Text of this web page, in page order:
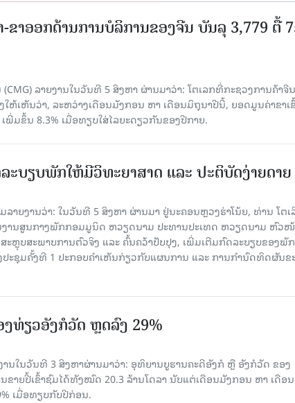
-ຂາອອກດ້ານການບໍລິການຂອງຈີນ ບັນລຸ 3,779 ຕື້
ລາຍງານໃນວັນທີ 5 ສິງຫາ ຜ່ານມາວ່າ: ໂຕເລກທີ່ກະຊວງການຄ້າຈີນ
ຫ້ເຫັນວ່າ, ລະຫວ່າງເດືອນມັງກອນ ຫາ ເດືອນມິຖຸນາປີນີ້, ຍອດມູນຄ່າຂາເ
ມຂຶ້ນ 8.3% ເມື່ອທຽບໃສ່ໄລຍະດຽວກັນຂອງປີກາຍ.
ະບຽບພັກໃຫ້ມີວິທະຍາສາດ ແລະ ປະຕິບັດງ່າຍດາຍ
າຍງານວ່າ: ໃນ​ວັນ​ທີ 5 ສິງ​ຫາ ຜ່ານມາ ຢູ່ນະຄອນຫຼວງຮ່າ​ໂນ້ຍ, ທ່ານ ໂຕ​ເ
ານ​ສູນ​ກາງ​ພັກ​ກອມ​ມູ​ນິດ ຫວຽດ​ນາມ ປະ​ທານ​ປະ​ເທດ ຫວຽດ​ນາມ ຫົວ​ໜ້
ະ​ຫຼຸບ​ສະ​ພ​າບ​ການ​ຕົວ​ຈິງ ແລະ ຄົ້ນ​ຄວ້າ​ປັບ​ປຸງ, ເພີ່ມ​ເຕີມ​ກົດ​ລະ​ບຽບ​ຂອງ​ພັ
ປະ​ຊຸມ​ຄັ້ງ​ທີ 1 ປະ​ກອບ​ຄຳ​ເຫັນ​ກ່ຽວ​ກັບ​ແຜນ​ການ ແລະ ການ​ກຳ​ນົດ​ທິດ​ຜັນ​ຂ
ທ່ຽວອັງກໍວັດ ຫຼດລົງ 29%
ານໃນວັນທີ 3 ສິງຫາຜ່ານມາວ່າ: ອຸທິຍານບູຮານຄະດີອັງກໍ ຫຼື ອັງກໍວັດ ຂອງ
ນຂາຍປີ້ເຂົ້າຊົມໄດ້ທັງໝົດ 20.3 ລ້ານໂດລາ ນັບແຕ່ເດືອນມັງກອນ ຫາ ເດືອນ
ເມື່ອທຽບກັບປີກ່ອນ.